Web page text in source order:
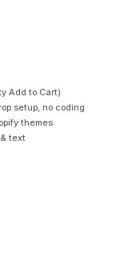
Add to Cart)
setup, no coding
themes
text